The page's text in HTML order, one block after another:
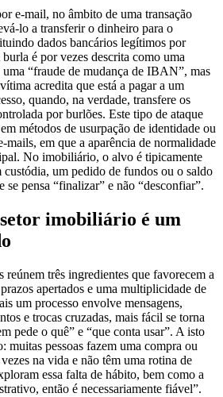
lo a transferir o dinheiro para o
dados bancários legítimos por
é por vezes descrita como uma
“fraude de mudança de IBAN”, mas
acredita que está a pagar a um
quando, na verdade, transfere os
por burlões. Este tipo de ataque
métodos de usurpação de identidade ou
mails, em que a aparência de normalidade
No imobiliário, o alvo é tipicamente
um pedido de fundos ou o saldo
pensa “finalizar” e não “desconfiar”.
apertados e uma multiplicidade de
um processo envolve mensagens,
e trocas cruzadas, mais fácil se torna
pede o quê” e “que conta usar”. A isto
muitas pessoas fazem uma compra ou
na vida e não têm uma rotina de
essa falta de hábito, bem como a
então é necessariamente fiável”.